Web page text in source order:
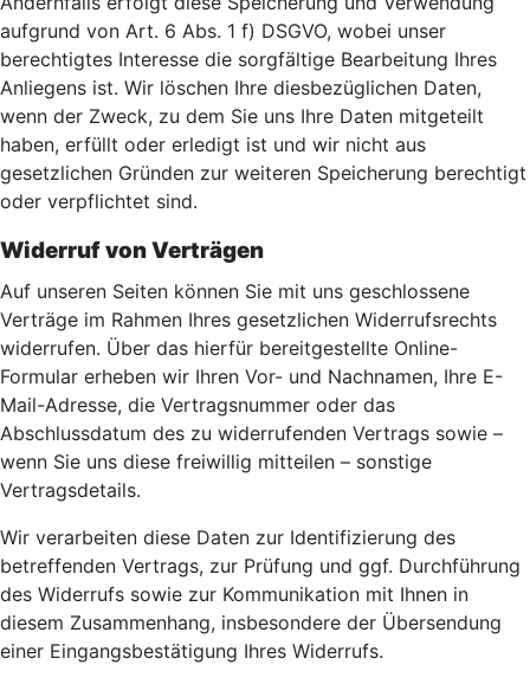
aufgrund von Art. 6 Abs. 1 f) DSGVO, wobei unser
berechtigtes Interesse die sorgfältige Bearbeitung Ihres
Anliegens ist. Wir löschen Ihre diesbezüglichen Daten,
wenn der Zweck, zu dem Sie uns Ihre Daten mitgeteilt
haben, erfüllt oder erledigt ist und wir nicht aus
gesetzlichen Gründen zur weiteren Speicherung berechtigt
oder verpflichtet sind.
Widerruf von Verträgen
Auf unseren Seiten können Sie mit uns geschlossene
Verträge im Rahmen Ihres gesetzlichen Widerrufsrechts
widerrufen. Über das hierfür bereitgestellte Online-
Formular erheben wir Ihren Vor- und Nachnamen, Ihre E-
Mail-Adresse, die Vertragsnummer oder das
Abschlussdatum des zu widerrufenden Vertrags sowie –
wenn Sie uns diese freiwillig mitteilen – sonstige
Vertragsdetails.
Wir verarbeiten diese Daten zur Identifizierung des
betreffenden Vertrags, zur Prüfung und ggf. Durchführung
des Widerrufs sowie zur Kommunikation mit Ihnen in
diesem Zusammenhang, insbesondere der Übersendung
einer Eingangsbestätigung Ihres Widerrufs.